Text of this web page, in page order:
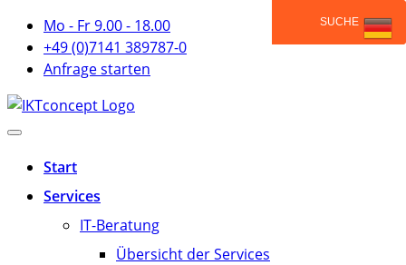
Mo - Fr 9.00 - 18.00
+49 (0)7141 389787-0
Anfrage starten
Start
Services
IT-Beratung
Übersicht der Services